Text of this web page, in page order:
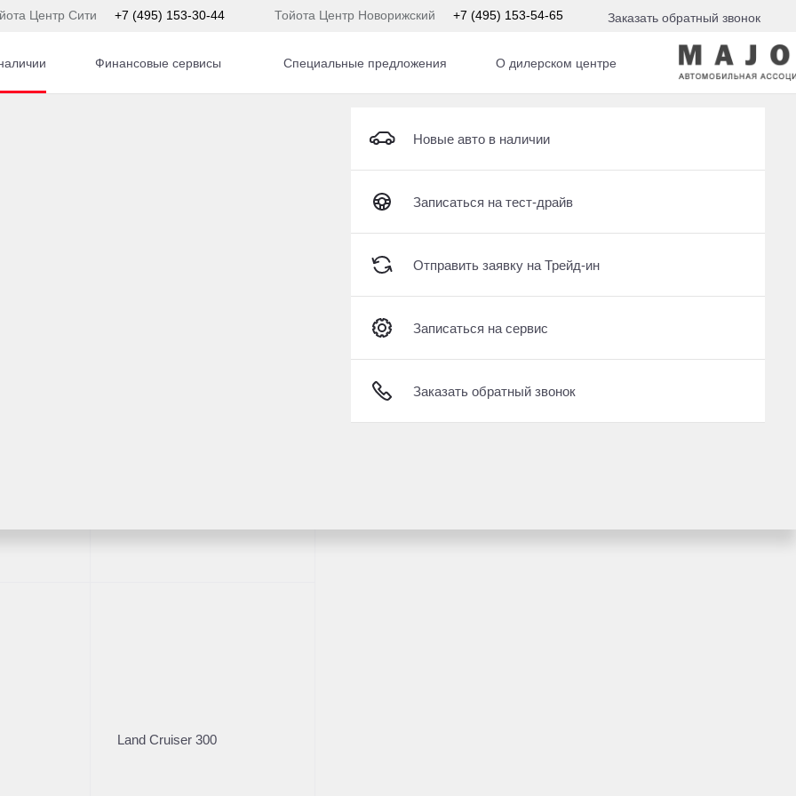
Центр Сити +7 (495) 153-30-44 Тойота Центр Новорижский +7 (495) 153-54-65 Заказать обратный звонок
Land Cruiser 300
Получить консультацию по кредиту
Отправить заявку на Трейд-ин
Записаться на сервис
Заказать обратный звонок
Финансовые сервисы
Рассчитать кредит
Записаться на сервис
Отправить заявку на Трейд-ин
Заказать обратный звонок
Специальные предложения О дилерском центре
Новые авто в наличии
Записаться на тест-драйв
Отправить заявку на Трейд-ин
Записаться на сервис
Заказать обратный звонок